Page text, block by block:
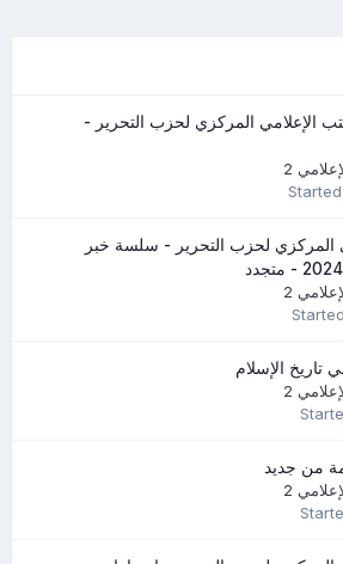
الإعلامي المركزي لحزب التحرير -
2
المركزي لحزب التحرير - سلسة خبر
2
الإسلام
2
من جديد
2